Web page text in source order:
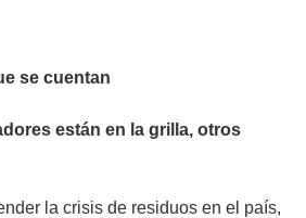
se cuentan
están en la grilla, otros
la crisis de residuos en el país,